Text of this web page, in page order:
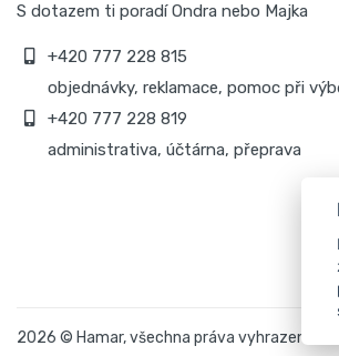
S dotazem ti poradí Ondra nebo Majka
+420 777 228 815
objednávky, reklamace, pomoc při
+420 777 228 819
administrativa, účtárna, přeprava
2026 © Hamar, všechna práva vyhrazena